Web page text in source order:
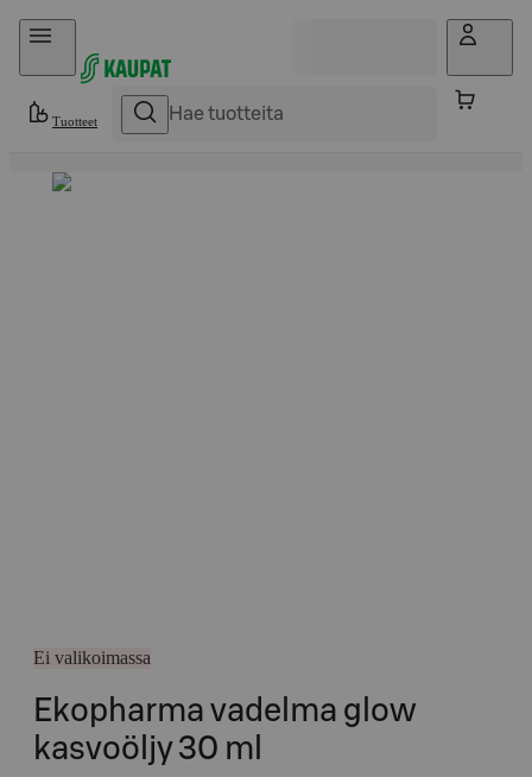
Hyppää sisältöön
Tuotteet
Ei valikoimassa
Ekopharma vadelma glow
kasvoöljy 30 ml